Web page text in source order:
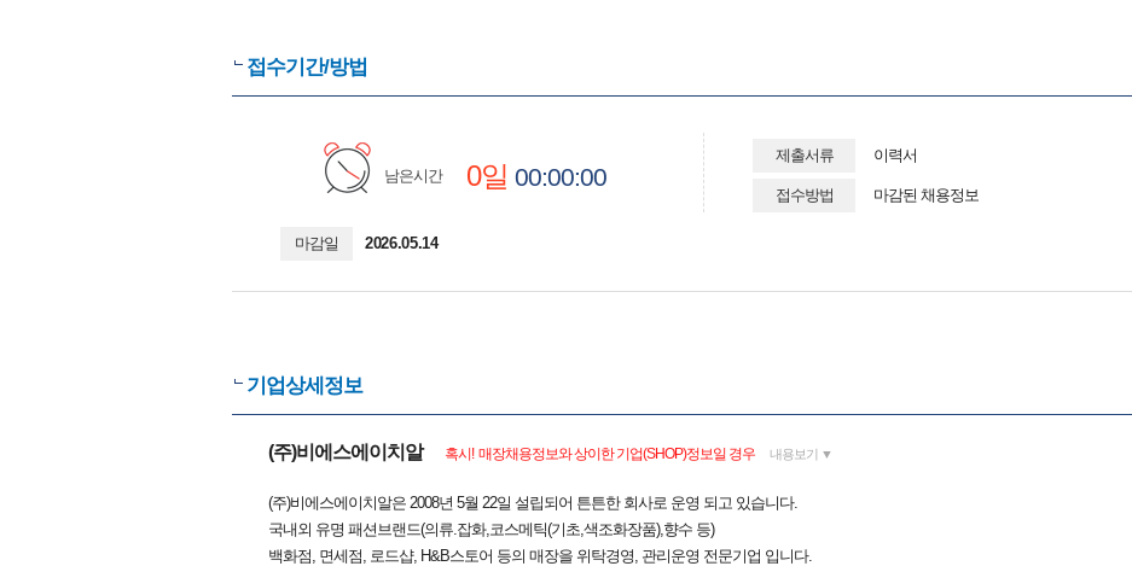
접수기간/방법
남은시간 0일 00:00:00
마감일 2026.05.14
제출서류 이력서
접수방법 마감된 채용정보
기업상세정보
(주)비에스에이치알 혹시! 매장채용정보와 상이한 기업(SHOP)정보일 경우 내용보기 ▼
(주)비에스에이치알은 2008년 5월 22일 설립되어 튼튼한 회사로 운영 되고 있습니다.
국내외 유명 패션브랜드(의류.잡화,코스메틱(기초,색조화장품),향수 등)
백화점, 면세점, 로드샵, H&B스토어 등의 매장을 위탁경영, 관리운영 전문기업 입니다.